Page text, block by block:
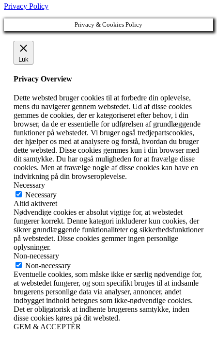
Privacy Policy
Privacy & Cookies Policy
Luk
Privacy Overview
Dette websted bruger cookies til at forbedre din oplevelse,
mens du navigerer gennem webstedet. Ud af disse cookies
gemmes de cookies, der er kategoriseret efter behov, i din
browser, da de er essentielle for udførelsen af ​​grundlæggende
funktioner på webstedet. Vi bruger også tredjepartscookies,
der hjælper os med at analysere og forstå, hvordan du bruger
dette websted. Disse cookies gemmes kun i din browser med
dit samtykke. Du har også muligheden for at fravælge disse
cookies. Men at fravælge nogle af disse cookies kan have en
indvirkning på din browseroplevelse.
Necessary
Necessary
Altid aktiveret
Nødvendige cookies er absolut vigtige for, at webstedet
fungerer korrekt. Denne kategori inkluderer kun cookies, der
sikrer grundlæggende funktionaliteter og sikkerhedsfunktioner
på webstedet. Disse cookies gemmer ingen personlige
oplysninger.
Non-necessary
Non-necessary
Eventuelle cookies, som måske ikke er særlig nødvendige for,
at webstedet fungerer, og som specifikt bruges til at indsamle
brugerens personlige data via analyser, annoncer, andet
indbygget indhold betegnes som ikke-nødvendige cookies.
Det er obligatorisk at indhente brugerens samtykke, inden
disse cookies køres på dit websted.
GEM & ACCEPTÈR